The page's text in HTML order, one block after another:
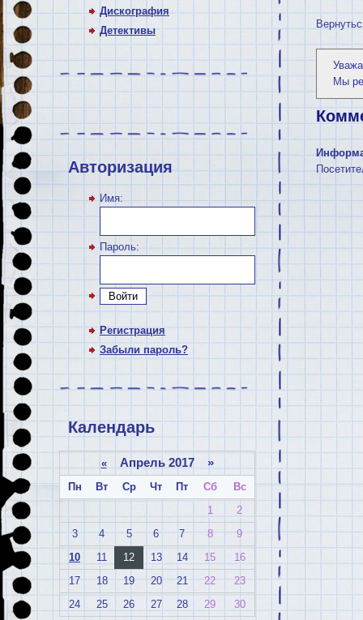
Дискография
Детективы
Авторизация
Имя:
Пароль:
Войти
Регистрация
Забыли пароль?
Календарь
«Апрель 2017 »
Пн Вт Ср Чт Пт Сб
Вс
1
2
3
4 5 6 7 8
9
10
11 12 13 14 15
16
17
18 19 20 21 22
23
24
25 26 27 28 29 30
Мы